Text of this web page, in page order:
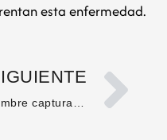
esta enfermedad.